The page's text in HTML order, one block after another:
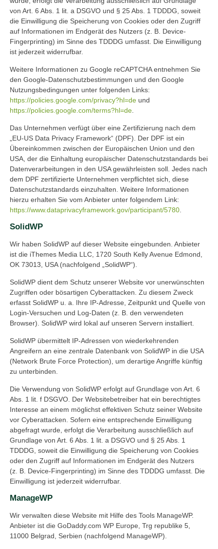
von Art. 6 Abs. 1 lit. a DSGVO und § 25 Abs. 1 TDDDG, soweit
die Einwilligung die Speicherung von Cookies oder den Zugriff
auf Informationen im Endgerät des Nutzers (z. B. Device-
Fingerprinting) im Sinne des TDDDG umfasst. Die Einwilligung
ist jederzeit widerrufbar.
Weitere Informationen zu Google reCAPTCHA entnehmen Sie
den Google-Datenschutzbestimmungen und den Google
Nutzungsbedingungen unter folgenden Links:
https://policies.google.com/privacy?hl=de und
https://policies.google.com/terms?hl=de.
Das Unternehmen verfügt über eine Zertifizierung nach dem
„EU-US Data Privacy Framework“ (DPF). Der DPF ist ein
Übereinkommen zwischen der Europäischen Union und den
USA, der die Einhaltung europäischer Datenschutzstandards bei
Datenverarbeitungen in den USA gewährleisten soll. Jedes nach
dem DPF zertifizierte Unternehmen verpflichtet sich, diese
Datenschutzstandards einzuhalten. Weitere Informationen
hierzu erhalten Sie vom Anbieter unter folgendem Link:
https://www.dataprivacyframework.gov/participant/5780.
SolidWP
Wir haben SolidWP auf dieser Website eingebunden. Anbieter
ist die iThemes Media LLC, 1720 South Kelly Avenue Edmond,
OK 73013, USA (nachfolgend „SolidWP“).
SolidWP dient dem Schutz unserer Website vor unerwünschten
Zugriffen oder bösartigen Cyberattacken. Zu diesem Zweck
erfasst SolidWP u. a. Ihre IP-Adresse, Zeitpunkt und Quelle von
Login-Versuchen und Log-Daten (z. B. den verwendeten
Browser). SolidWP wird lokal auf unseren Servern installiert.
SolidWP übermittelt IP-Adressen von wiederkehrenden
Angreifern an eine zentrale Datenbank von SolidWP in die USA
(Network Brute Force Protection), um derartige Angriffe künftig
zu unterbinden.
Die Verwendung von SolidWP erfolgt auf Grundlage von Art. 6
Abs. 1 lit. f DSGVO. Der Websitebetreiber hat ein berechtigtes
Interesse an einem möglichst effektiven Schutz seiner Website
vor Cyberattacken. Sofern eine entsprechende Einwilligung
abgefragt wurde, erfolgt die Verarbeitung ausschließlich auf
Grundlage von Art. 6 Abs. 1 lit. a DSGVO und § 25 Abs. 1
TDDDG, soweit die Einwilligung die Speicherung von Cookies
oder den Zugriff auf Informationen im Endgerät des Nutzers
(z. B. Device-Fingerprinting) im Sinne des TDDDG umfasst. Die
Einwilligung ist jederzeit widerrufbar.
ManageWP
Wir verwalten diese Website mit Hilfe des Tools ManageWP.
Anbieter ist die GoDaddy.com WP Europe, Trg republike 5,
11000 Belgrad, Serbien (nachfolgend ManageWP).